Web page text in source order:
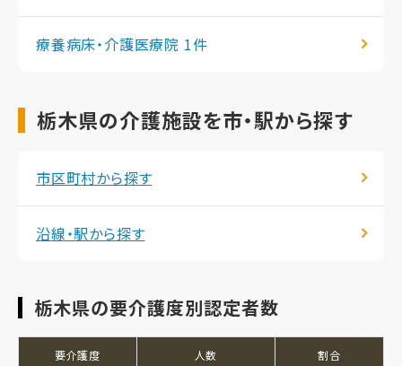
療養病床・介護医療院 1件
栃木県の介護施設を市・駅から探す
市区町村から探す
沿線・駅から探す
栃木県の要介護度別認定者数
要介護度 人数 割合